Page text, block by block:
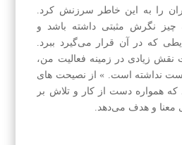
را به این خاطر سرزنش کرد.
چیز نگرش مثبتی داشته باشد و
که در آن قرار می‌گیرد ببرد.
نقش زیادی در زمینه فعالیت من،
نداشته است. » از نصیحت های
که همواره دست از کار و تلاش بر
معنا و هدف می‌دهد.